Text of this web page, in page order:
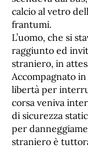
calcio al vetro
frantumi.
L’uomo, che si
raggiunto ed
straniero, in
Accompagnato
libertà per
corsa veniva
di sicurezza
per
straniero è